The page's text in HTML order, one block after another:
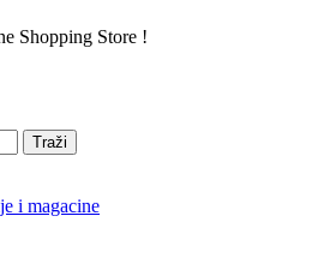
Shopping Store !
Traži
i magacine